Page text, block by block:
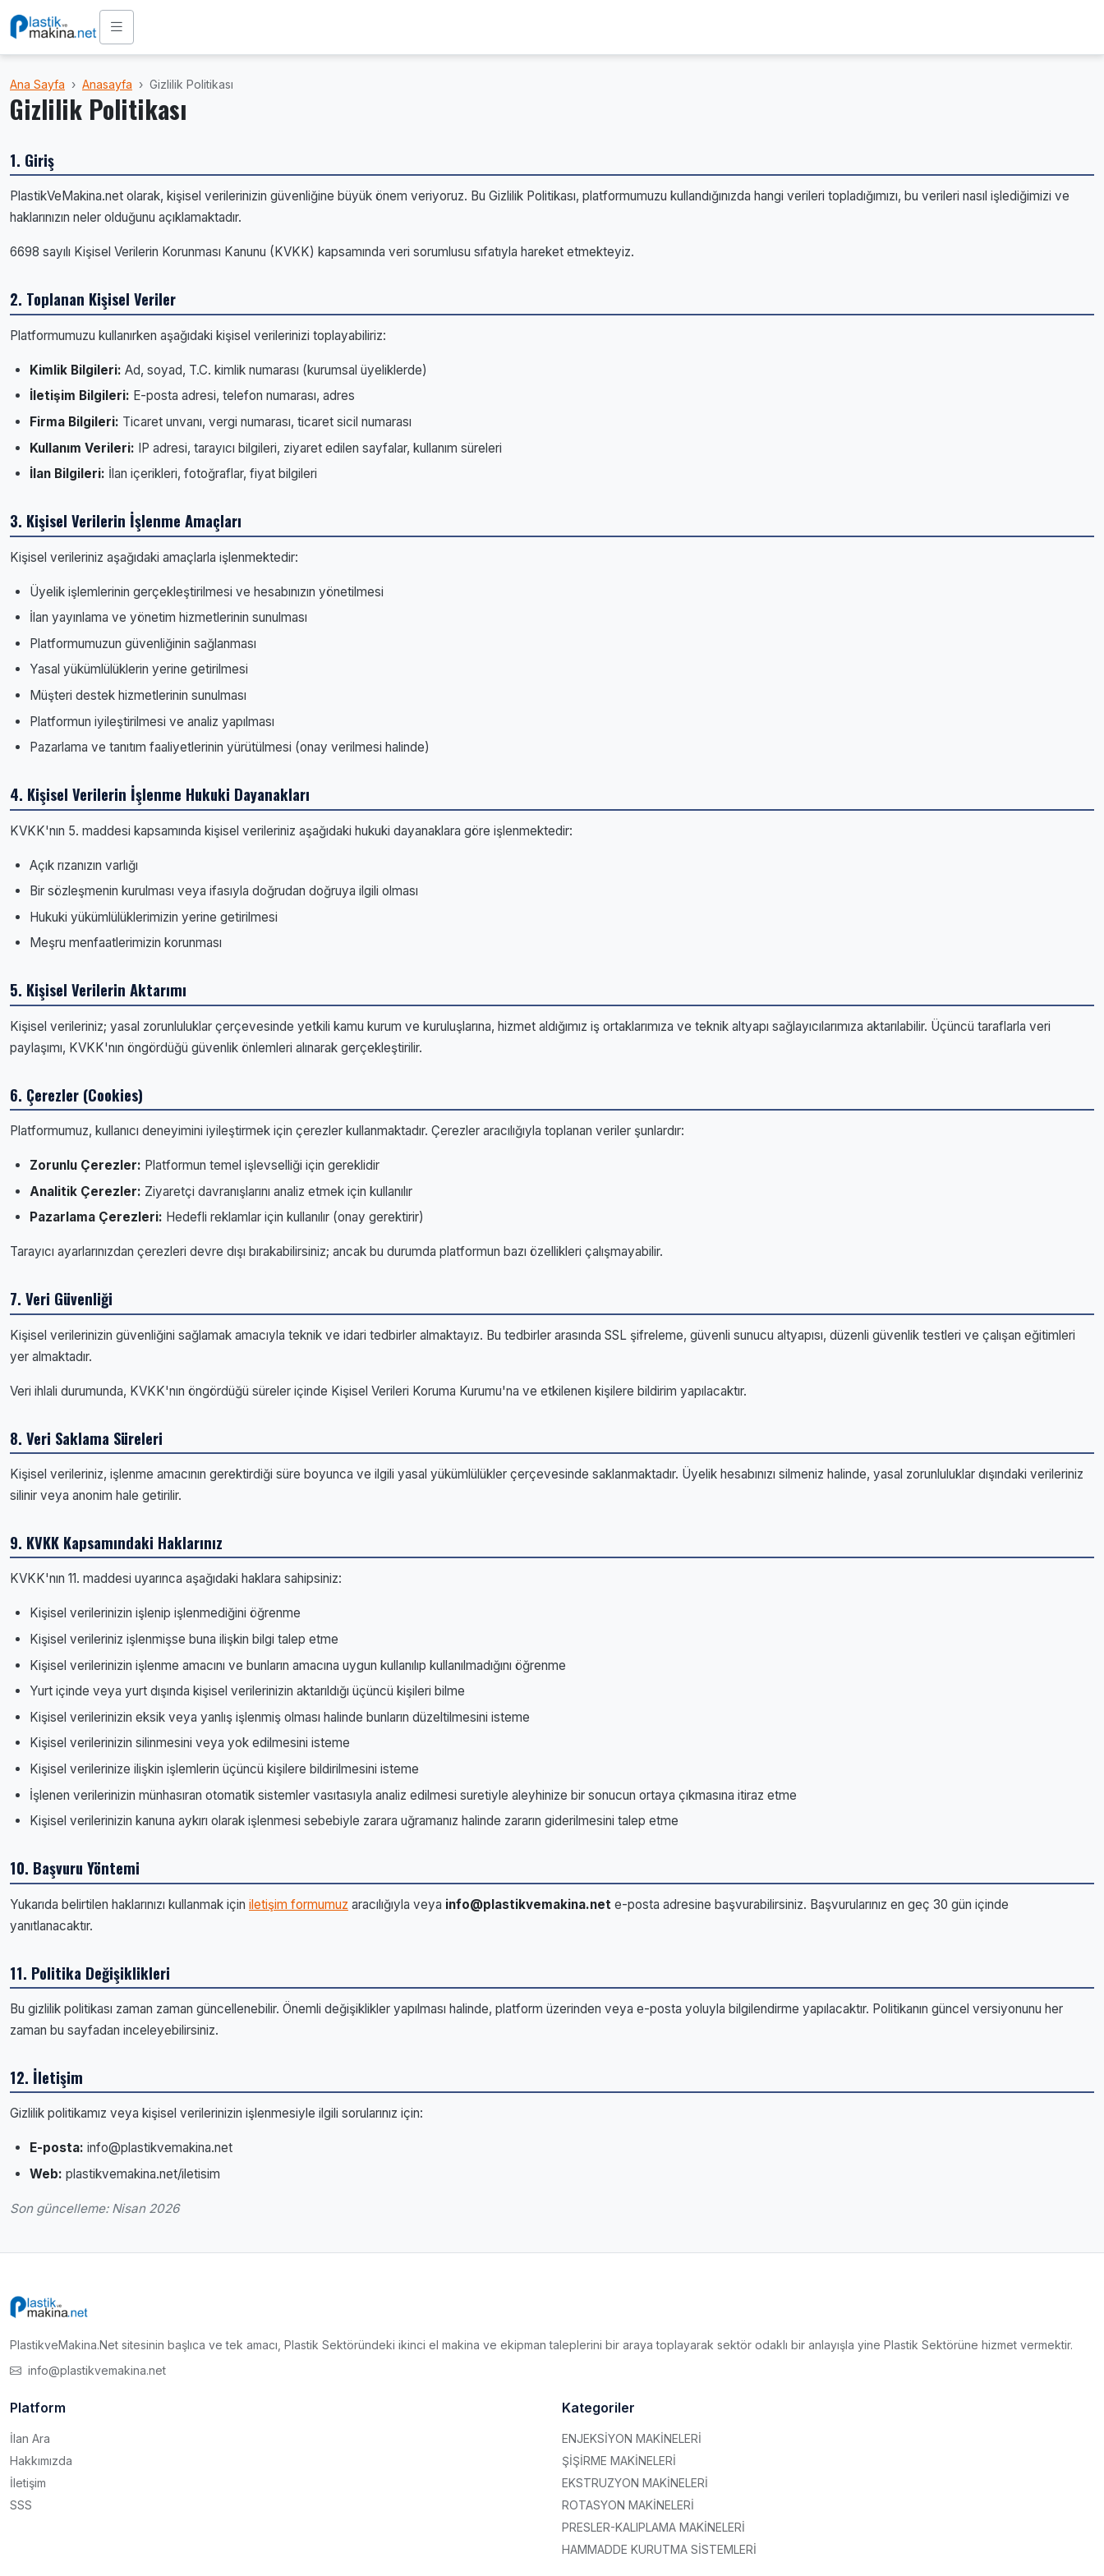
Ana Sayfa Anasayfa Gizlilik Politikası
Gizlilik Politikası
1. Giriş
PlastikVeMakina.net olarak, kişisel verilerinizin güvenliğine büyük önem veriyoruz. Bu Gizlilik Politikası, platformumuzu kullandığınızda hangi verileri topladığımızı, bu verileri nasıl işlediğimizi ve
haklarınızın neler olduğunu açıklamaktadır.
6698 sayılı Kişisel Verilerin Korunması Kanunu (KVKK) kapsamında veri sorumlusu sıfatıyla hareket etmekteyiz.
2. Toplanan Kişisel Veriler
Platformumuzu kullanırken aşağıdaki kişisel verilerinizi toplayabiliriz:
Kimlik Bilgileri: Ad, soyad, T.C. kimlik numarası (kurumsal üyeliklerde)
İletişim Bilgileri: E-posta adresi, telefon numarası, adres
Firma Bilgileri: Ticaret unvanı, vergi numarası, ticaret sicil numarası
Kullanım Verileri: IP adresi, tarayıcı bilgileri, ziyaret edilen sayfalar, kullanım süreleri
İlan Bilgileri: İlan içerikleri, fotoğraflar, fiyat bilgileri
3. Kişisel Verilerin İşlenme Amaçları
Kişisel verileriniz aşağıdaki amaçlarla işlenmektedir:
Üyelik işlemlerinin gerçekleştirilmesi ve hesabınızın yönetilmesi
İlan yayınlama ve yönetim hizmetlerinin sunulması
Platformumuzun güvenliğinin sağlanması
Yasal yükümlülüklerin yerine getirilmesi
Müşteri destek hizmetlerinin sunulması
Platformun iyileştirilmesi ve analiz yapılması
Pazarlama ve tanıtım faaliyetlerinin yürütülmesi (onay verilmesi halinde)
4. Kişisel Verilerin İşlenme Hukuki Dayanakları
KVKK'nın 5. maddesi kapsamında kişisel verileriniz aşağıdaki hukuki dayanaklara göre işlenmektedir:
Açık rızanızın varlığı
Bir sözleşmenin kurulması veya ifasıyla doğrudan doğruya ilgili olması
Hukuki yükümlülüklerimizin yerine getirilmesi
Meşru menfaatlerimizin korunması
5. Kişisel Verilerin Aktarımı
Kişisel verileriniz; yasal zorunluluklar çerçevesinde yetkili kamu kurum ve kuruluşlarına, hizmet aldığımız iş ortaklarımıza ve teknik altyapı sağlayıcılarımıza aktarılabilir. Üçüncü taraflarla veri
paylaşımı, KVKK'nın öngördüğü güvenlik önlemleri alınarak gerçekleştirilir.
6. Çerezler (Cookies)
Platformumuz, kullanıcı deneyimini iyileştirmek için çerezler kullanmaktadır. Çerezler aracılığıyla toplanan veriler şunlardır:
Zorunlu Çerezler: Platformun temel işlevselliği için gereklidir
Analitik Çerezler: Ziyaretçi davranışlarını analiz etmek için kullanılır
Pazarlama Çerezleri: Hedefli reklamlar için kullanılır (onay gerektirir)
Tarayıcı ayarlarınızdan çerezleri devre dışı bırakabilirsiniz; ancak bu durumda platformun bazı özellikleri çalışmayabilir.
7. Veri Güvenliği
Kişisel verilerinizin güvenliğini sağlamak amacıyla teknik ve idari tedbirler almaktayız. Bu tedbirler arasında SSL şifreleme, güvenli sunucu altyapısı, düzenli güvenlik testleri ve çalışan eğitimleri
yer almaktadır.
Veri ihlali durumunda, KVKK'nın öngördüğü süreler içinde Kişisel Verileri Koruma Kurumu'na ve etkilenen kişilere bildirim yapılacaktır.
8. Veri Saklama Süreleri
Kişisel verileriniz, işlenme amacının gerektirdiği süre boyunca ve ilgili yasal yükümlülükler çerçevesinde saklanmaktadır. Üyelik hesabınızı silmeniz halinde, yasal zorunluluklar dışındaki verileriniz
silinir veya anonim hale getirilir.
9. KVKK Kapsamındaki Haklarınız
KVKK'nın 11. maddesi uyarınca aşağıdaki haklara sahipsiniz:
Kişisel verilerinizin işlenip işlenmediğini öğrenme
Kişisel verileriniz işlenmişse buna ilişkin bilgi talep etme
Kişisel verilerinizin işlenme amacını ve bunların amacına uygun kullanılıp kullanılmadığını öğrenme
Yurt içinde veya yurt dışında kişisel verilerinizin aktarıldığı üçüncü kişileri bilme
Kişisel verilerinizin eksik veya yanlış işlenmiş olması halinde bunların düzeltilmesini isteme
Kişisel verilerinizin silinmesini veya yok edilmesini isteme
Kişisel verilerinize ilişkin işlemlerin üçüncü kişilere bildirilmesini isteme
İşlenen verilerinizin münhasıran otomatik sistemler vasıtasıyla analiz edilmesi suretiyle aleyhinize bir sonucun ortaya çıkmasına itiraz etme
Kişisel verilerinizin kanuna aykırı olarak işlenmesi sebebiyle zarara uğramanız halinde zararın giderilmesini talep etme
10. Başvuru Yöntemi
Yukarıda belirtilen haklarınızı kullanmak için iletişim formumuz aracılığıyla veya info@plastikvemakina.net e-posta adresine başvurabilirsiniz. Başvurularınız en geç 30 gün içinde
yanıtlanacaktır.
11. Politika Değişiklikleri
Bu gizlilik politikası zaman zaman güncellenebilir. Önemli değişiklikler yapılması halinde, platform üzerinden veya e-posta yoluyla bilgilendirme yapılacaktır. Politikanın güncel versiyonunu her
zaman bu sayfadan inceleyebilirsiniz.
12. İletişim
Gizlilik politikamız veya kişisel verilerinizin işlenmesiyle ilgili sorularınız için:
E-posta: info@plastikvemakina.net
Web: plastikvemakina.net/iletisim
Son güncelleme: Nisan 2026
PlastikveMakina.Net sitesinin başlıca ve tek amacı, Plastik Sektöründeki ikinci el makina ve ekipman taleplerini bir araya toplayarak sektör odaklı bir anlayışla yine Plastik Sektörüne hizmet vermektir.
info@plastikvemakina.net
Platform
İlan Ara
Hakkımızda
İletişim
SSS
Kategoriler
ENJEKSİYON MAKİNELERİ
ŞİŞİRME MAKİNELERİ
EKSTRUZYON MAKİNELERİ
ROTASYON MAKİNELERİ
PRESLER-KALIPLAMA MAKİNELERİ
HAMMADDE KURUTMA SİSTEMLERİ